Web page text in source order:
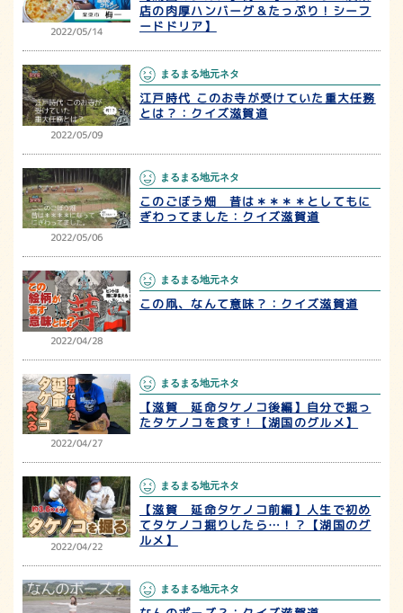
2022/05/14
店の肉厚ハンバーグ＆たっぷり！シーフ
ードドリア】
2022/05/09
まるまる地元ネタ
江戸時代 このお寺が受けていた重大任務
とは？：クイズ滋賀道
2022/05/06
まるまる地元ネタ
このごぼう畑 昔は＊＊＊＊としてもに
ぎわってました：クイズ滋賀道
2022/04/28
まるまる地元ネタ
この凧、なんて意味？：クイズ滋賀道
2022/04/27
まるまる地元ネタ
【滋賀 延命タケノコ後編】自分で掘っ
たタケノコを食す！【湖国のグルメ】
2022/04/22
まるまる地元ネタ
【滋賀 延命タケノコ前編】人生で初め
てタケノコ掘りしたら…！？【湖国のグ
ルメ】
まるまる地元ネタ